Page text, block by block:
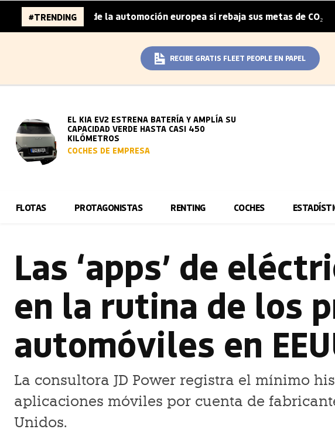
#TRENDING
de la automoción europea si rebaja sus metas de CO₂ | La
RECIBE GRATIS FLEET PEOPLE EN PAPEL
EL KIA EV2 ESTRENA BATERÍA Y AMPLÍA SU
CAPACIDAD VERDE HASTA CASI 450
KILÓMETROS
COCHES DE EMPRESA
FLOTAS PROTAGONISTAS RENTING COCHES
Las ‘apps’ de
en la rutina de los
automóviles en
La consultora JD Power registra el mínimo
aplicaciones móviles por cuenta de
Unidos.